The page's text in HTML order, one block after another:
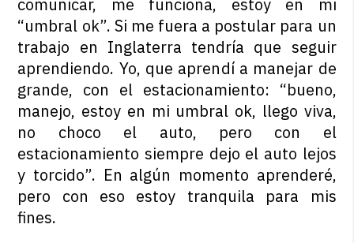
comunicar, me funciona, estoy en mi
“umbral ok”. Si me fuera a postular para un
trabajo en Inglaterra tendría que seguir
aprendiendo. Yo, que aprendí a manejar de
grande, con el estacionamiento: “bueno,
manejo, estoy en mi umbral ok, llego viva,
no choco el auto, pero con el
estacionamiento siempre dejo el auto lejos
y torcido”. En algún momento aprenderé,
pero con eso estoy tranquila para mis
fines.